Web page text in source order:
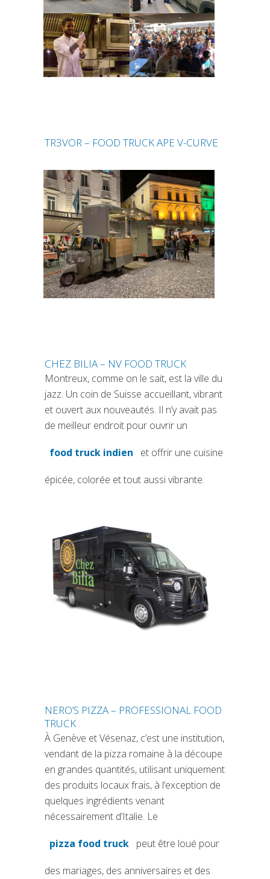
TR3VOR – FOOD TRUCK APE V-CURVE
CHEZ BILIA – NV FOOD TRUCK
Montreux, comme on le sait, est la ville du
jazz. Un coin de Suisse accueillant, vibrant
et ouvert aux nouveautés. Il n’y avait pas
de meilleur endroit pour ouvrir un
food truck indien
(si apre in una nuova scheda)
et offrir une cuisine
épicée, colorée et tout aussi vibrante.
NERO’S PIZZA – PROFESSIONAL FOOD
TRUCK
À Genève et Vésenaz, c’est une institution,
vendant de la pizza romaine à la découpe
en grandes quantités, utilisant uniquement
des produits locaux frais, à l’exception de
quelques ingrédients venant
nécessairement d’Italie. Le
pizza food truck
(si apre in una nuova scheda)
peut être loué pour
des mariages, des anniversaires et des